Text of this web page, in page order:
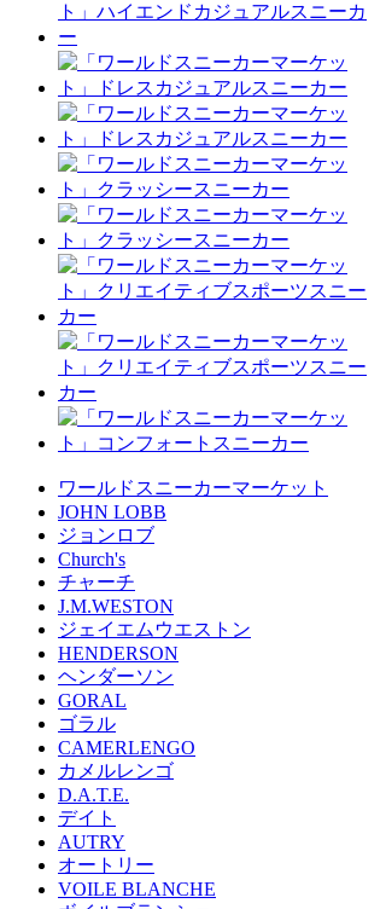
ワールドスニーカーマーケット
JOHN LOBB
ジョンロブ
Church's
チャーチ
J.M.WESTON
ジェイエムウエストン
HENDERSON
ヘンダーソン
GORAL
ゴラル
CAMERLENGO
カメルレンゴ
D.A.T.E.
デイト
AUTRY
オートリー
VOILE BLANCHE